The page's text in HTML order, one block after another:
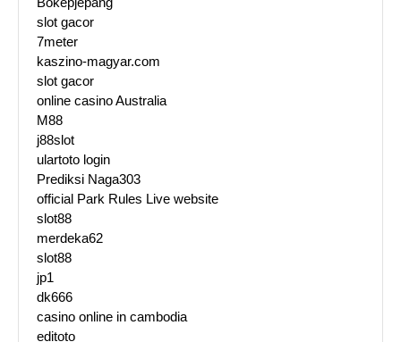
slot gacor
7meter
kaszino-magyar.com
slot gacor
online casino Australia
M88
j88slot
ulartoto login
Prediksi Naga303
official Park Rules Live website
slot88
merdeka62
slot88
jp1
dk666
casino online in cambodia
editoto